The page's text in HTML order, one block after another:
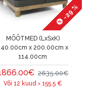
-29 %
MÕÕTMED (LxSxK)
x 200.00cm x
114.00cm
2635.00€
Või 12 kuud = 155.5€